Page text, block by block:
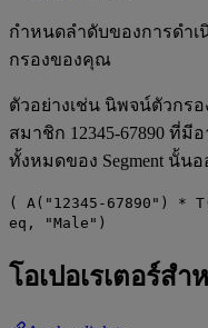
กำหนดลำดับของการดำ
กรองของคุณ
ตัวอย่างเช่น นิพจน์ตัวกรอ
สมาชิก 12345-67890 ที่มี
ทั้งหมดของ Segment นั้นอ
( A("12345-67890") *
eq, "Male")
โอเปอเรเตอร์ส